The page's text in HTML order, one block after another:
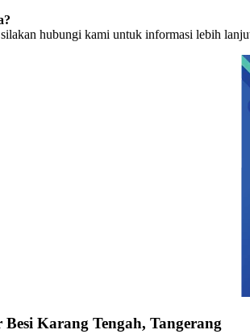
hubungi kami untuk informasi lebih
Karang Tengah, Tangerang